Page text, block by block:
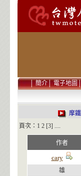
│簡介│電子地圖
摩
頁次： 1 2[3] ....
作者
cary
雄